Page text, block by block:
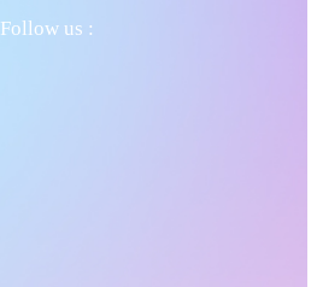
Follow us :